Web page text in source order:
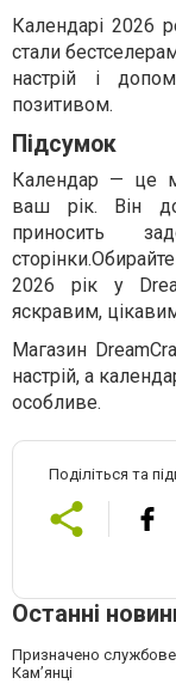
Календарі 2026
стали
настрій і
позитивом.
Підсумок
Календар — це
ваш рік. Він
приносить
2026 рік у
яскравим,
Магазин
настрій, а
особливе.
Поділіться та
Останні
Призначено службове
Кам’янці